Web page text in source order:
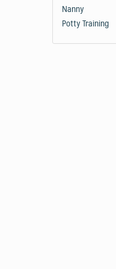
Nanny
Potty Training